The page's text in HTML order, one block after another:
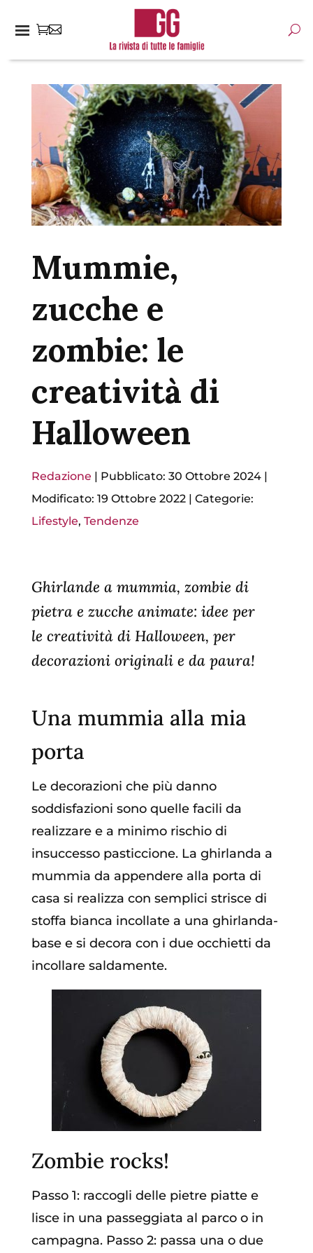
Mummie,
zucche e
zombie: le
creatività di
Halloween
Redazione | Pubblicato: 30 Ottobre 2024|
Modificato: 19 Ottobre 2022| Categorie:
Lifestyle, Tendenze
Ghirlande a mummia, zombie di
pietra e zucche animate: idee per
le creatività di Halloween, per
decorazioni originali e da paura!
Una mummia alla mia
porta
Le decorazioni che più danno
soddisfazioni sono quelle facili da
realizzare e a minimo rischio di
insuccesso pasticcione. La ghirlanda a
mummia da appendere alla porta di
casa si realizza con semplici strisce di
stoffa bianca incollate a una ghirlanda-
base e si decora con i due occhietti da
incollare saldamente.
Zombie rocks!
Passo 1: raccogli delle pietre piatte e
lisce in una passeggiata al parco o in
campagna. Passo 2: passa una o due